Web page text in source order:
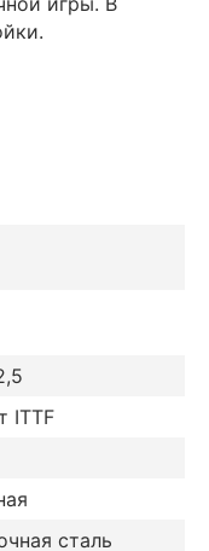
ITTF
сталь